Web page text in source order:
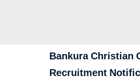
Bankura Christian
Recruitment